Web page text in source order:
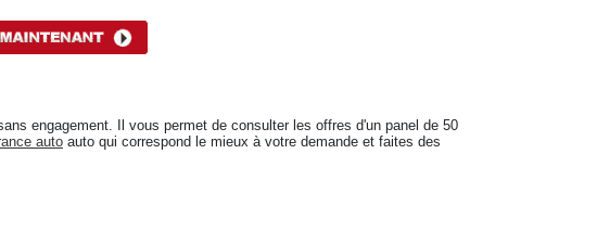
engagement. Il vous permet de consulter les offres d'un panel de 50
auto auto qui correspond le mieux à votre demande et faites des